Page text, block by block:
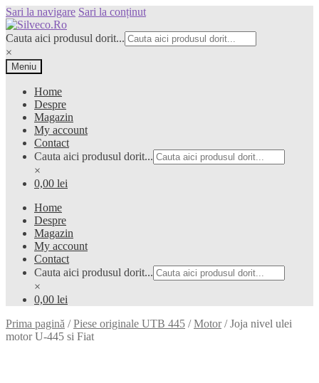
Sari la navigare Sari la conținut
Cauta aici produsul dorit...
×
Meniu
Home
Despre
Magazin
My account
Contact
Cauta aici produsul dorit...
×
0,00 lei
Home
Despre
Magazin
My account
Contact
Cauta aici produsul dorit...
×
0,00 lei
Prima pagină /Piese originale UTB 445 /Motor/Joja nivel ulei
motor U-445 si Fiat